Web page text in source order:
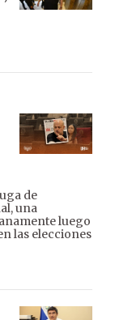
de
una
luego
las elecciones